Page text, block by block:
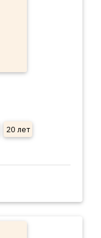
20 лет